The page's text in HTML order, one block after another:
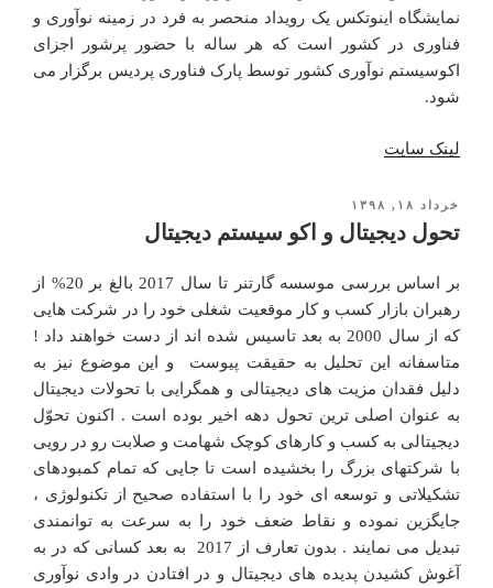
نمایشگاه اینوتکس یک رویداد منحصر به فرد در زمینه نوآوری و
فناوری در کشور است که هر ساله با حضور پرشور اجزای
اکوسیستم نوآوری کشور توسط پارک فناوری پردیس برگزار می
شود.
لینک سایت
نوشته‌شده
خرداد ۱۸, ۱۳۹۸
تحول دیجیتال و اکو سیستم دیجیتال
بر اساس بررسی موسسه گارتنر تا سال 2017 بالغ بر 20% از
رهبران بازار کسب و کار موقعیت شغلی خود را در شرکت هایی
که از سال 2000 به بعد تاسیس شده اند از دست خواهند داد !
متاسفانه این تحلیل به حقیقت پیوست و این موضوع نیز به
دلیل فقدان مزیت های دیجیتالی و همگرایی با تحولات دیجیتال
به عنوان اصلی ترین تحول دهه اخیر بوده است . اکنون تحوّل
دیجیتالی به کسب و کارهای کوچک شهامت و صلابت رو در رویی
با شرکتهای بزرگ را بخشیده است تا جایی که تمام کمبودهای
تشکیلاتی و توسعه ای خود را با استفاده صحیح از تکنولوژی ،
جایگزین نموده و نقاط ضعف خود را به سرعت به توانمندی
تبدیل می نمایند . بدون تعارف از 2017 به بعد کسانی که در به
آغوش کشیدن پدیده های دیجیتال و در افتادن در وادی نوآوری